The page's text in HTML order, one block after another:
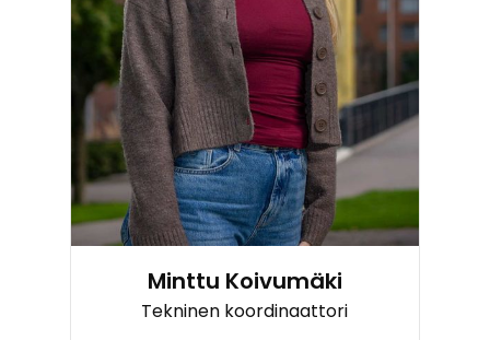
Minttu Koivumäki
Tekninen koordinaattori